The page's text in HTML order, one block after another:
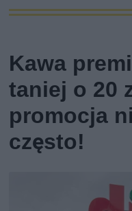
Kawa
taniej o 20
promocja
często!